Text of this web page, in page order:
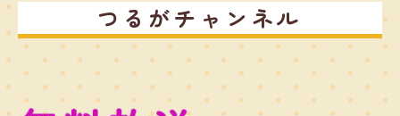
つるがチャンネル